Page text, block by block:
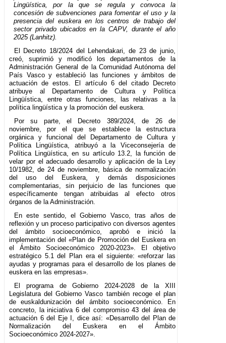
Lingüística, por la que se regula y convoca la
concesión de subvenciones para fomentar el uso y la
presencia del euskera en los centros de trabajo del
sector privado ubicados en la CAPV, durante el año
2025 (Lanhitz).
El Decreto 18/2024 del Lehendakari, de 23 de junio,
creó, suprimió y modificó los departamentos de la
Administración General de la Comunidad Autónoma del
País Vasco y estableció las funciones y ámbitos de
actuación de estos. El artículo 6 del citado Decreto
atribuye al Departamento de Cultura y Política
Lingüística, entre otras funciones, las relativas a la
política lingüística y la promoción del euskera.
Por su parte, el Decreto 389/2024, de 26 de
noviembre, por el que se establece la estructura
orgánica y funcional del Departamento de Cultura y
Política Lingüística, atribuyó a la Viceconsejería de
Política Lingüística, en su artículo 13.2, la función de
velar por el adecuado desarrollo y aplicación de la Ley
10/1982, de 24 de noviembre, básica de normalización
del uso del Euskera, y demás disposiciones
complementarias, sin perjuicio de las funciones que
específicamente tengan atribuidas al efecto otros
órganos de la Administración.
En este sentido, el Gobierno Vasco, tras años de
reflexión y un proceso participativo con diversos agentes
del ámbito socioeconómico, aprobó e inició la
implementación del «Plan de Promoción del Euskera en
el Ámbito Socioeconómico 2020-2023». El objetivo
estratégico 5.1 del Plan era el siguiente: «reforzar las
ayudas y programas para el desarrollo de los planes de
euskera en las empresas».
El programa de Gobierno 2024-2028 de la XIII
Legislatura del Gobierno Vasco también recoge el plan
de euskaldunización del ámbito socioeconómico. En
concreto, la iniciativa 6 del compromiso 43 del área de
actuación 6 del Eje I, dice así: «Desarrollo del Plan de
Normalización del Euskera en el Ámbito
Socioeconómico 2024-2027».